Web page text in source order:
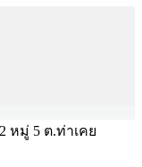
หมู่ 5 ต.ท่าเคย